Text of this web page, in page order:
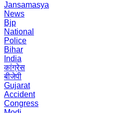
Jansamasya
News
Bjp
National
Police
Bihar
India
कांग्रेस
बीजेपी
Gujarat
Accident
Congress